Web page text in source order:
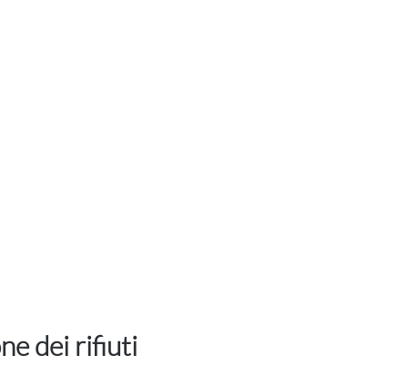
dei rifiuti